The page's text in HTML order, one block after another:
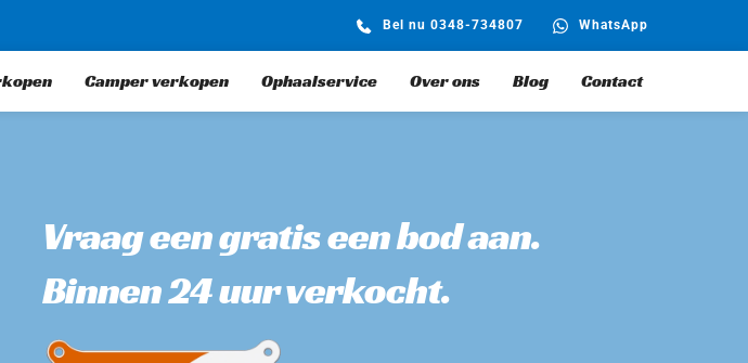
Bel nu 0348-734807 WhatsApp
Camper verkopen Ophaalservice Over ons Blog Contact
Vraag een gratis een bod aan.
Binnen 24 uur verkocht.